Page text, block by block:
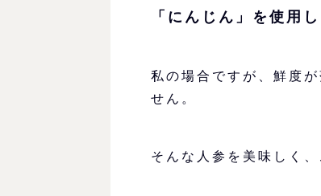
「にんじん」を使用し
私の場合ですが、鮮度
せん。
そんな人参を美味しく